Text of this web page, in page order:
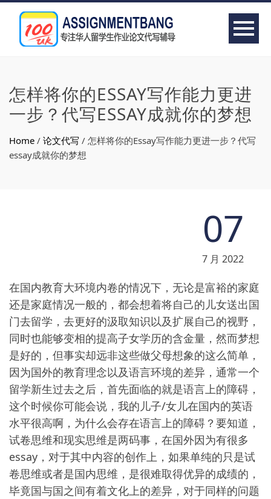
怎样将你的ESSAY写作能力更进
一步？代写ESSAY成就你的梦想
Home / 论文代写 / 怎样将你的Essay写作能力更进一步？代写
essay成就你的梦想
07
7 月 2022
在国内教育大环境内卷的情况下，无论是富裕的家庭
还是家庭情况一般的，都会想着将自己的儿女送出国
门去留学，去更好的汲取知识以及扩展自己的视野，
同时也能够变相的提高子女学历的含金量，然而梦想
是好的，但事实却远非这些做父母想象的这么简单，
因为国外的教育理念以及语言环境的差异，通常一个
留学新生过去之后，首先面临的就是语言上的障碍，
这个时候你可能会说，我的儿子/女儿在国内的英语
水平很高啊，为什么会存在语言上的障碍？要知道，
试卷思维和现实思维是两码事，在国外因为有很多
essay，对于其中内容的创作上，如果单纯的只是试
卷思维或者是国内思维，是很难取得优异的成绩的，
毕竟国与国之间有着文化上的差异，对于同样的问题